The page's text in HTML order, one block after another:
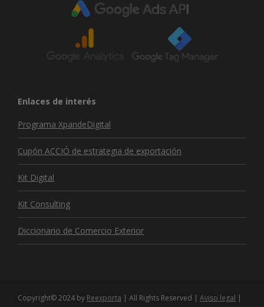
Enlaces de interés
Programa XpandeDigital
Cupón ACCIÓ de estrategia de exportación
Kit Digital
Kit Consulting
Diccionario de Comercio Exterior
Copyright© 2024 by Reexporta | All Rights Reserved | Aviso legal |